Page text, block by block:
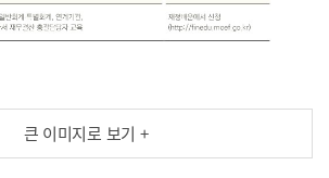
큰 이미지로 보기 +